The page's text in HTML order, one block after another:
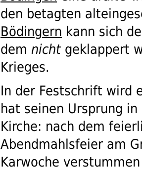
den betagten
Bödingern kann sich
dem nichtgeklappert
Krieges.
In der Festschrift wird
hat seinen Ursprung
Kirche: nach dem
Abendmahlsfeier am
Karwoche